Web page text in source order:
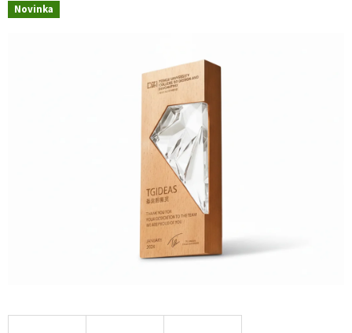
Novinka